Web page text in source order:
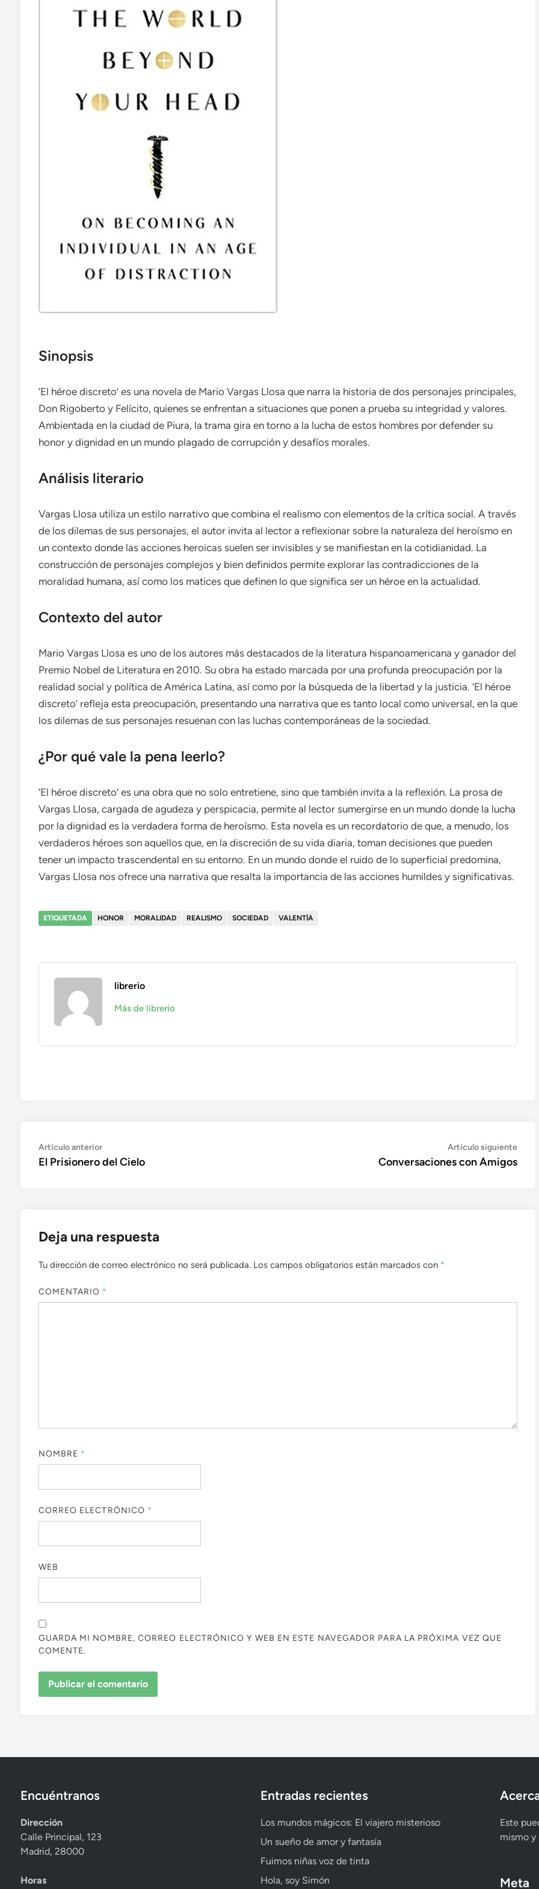
Sinopsis
‘El héroe discreto’ es una novela de Mario Vargas Llosa que narra la historia de dos personajes principales,
Don Rigoberto y Felícito, quienes se enfrentan a situaciones que ponen a prueba su integridad y valores.
Ambientada en la ciudad de Piura, la trama gira en torno a la lucha de estos hombres por defender su
honor y dignidad en un mundo plagado de corrupción y desafíos morales.
Análisis literario
Vargas Llosa utiliza un estilo narrativo que combina el realismo con elementos de la crítica social. A través
de los dilemas de sus personajes, el autor invita al lector a reflexionar sobre la naturaleza del heroísmo en
un contexto donde las acciones heroicas suelen ser invisibles y se manifiestan en la cotidianidad. La
construcción de personajes complejos y bien definidos permite explorar las contradicciones de la
moralidad humana, así como los matices que definen lo que significa ser un héroe en la actualidad.
Contexto del autor
Mario Vargas Llosa es uno de los autores más destacados de la literatura hispanoamericana y ganador del
Premio Nobel de Literatura en 2010. Su obra ha estado marcada por una profunda preocupación por la
realidad social y política de América Latina, así como por la búsqueda de la libertad y la justicia. ‘El héroe
discreto’ refleja esta preocupación, presentando una narrativa que es tanto local como universal, en la que
los dilemas de sus personajes resuenan con las luchas contemporáneas de la sociedad.
¿Por qué vale la pena leerlo?
‘El héroe discreto’ es una obra que no solo entretiene, sino que también invita a la reflexión. La prosa de
Vargas Llosa, cargada de agudeza y perspicacia, permite al lector sumergirse en un mundo donde la lucha
por la dignidad es la verdadera forma de heroísmo. Esta novela es un recordatorio de que, a menudo, los
verdaderos héroes son aquellos que, en la discreción de su vida diaria, toman decisiones que pueden
tener un impacto trascendental en su entorno. En un mundo donde el ruido de lo superficial predomina,
Vargas Llosa nos ofrece una narrativa que resalta la importancia de las acciones humildes y significativas.
ETIQUETADA HONOR MORALIDAD REALISMO SOCIEDAD VALENTÍA
librerio
Más de librerio
Navegación
de
Artículo anteriorArtículo
anterior:
El Prisionero del Cielo
Artículo siguiente
Conversaciones con Amigos
Deja una respuesta
Tu dirección de correo electrónico no será publicada. Los campos obligatorios están marcados con *
COMENTARIO *
NOMBRE *
CORREO ELECTRÓNICO *
WEB
GUARDA MI NOMBRE, CORREO ELECTRÓNICO Y WEB EN ESTE NAVEGADOR PARA LA PRÓXIMA VEZ QUE
COMENTE.
Encuéntranos
Dirección
Calle Principal, 123
Madrid, 28000
Horas
Entradas recientes
Los mundos mágicos: El viajero misterioso
Un sueño de amor y fantasía
Fuimos niñas voz de tinta
Hola, soy Simón
Este
mismo y
Meta